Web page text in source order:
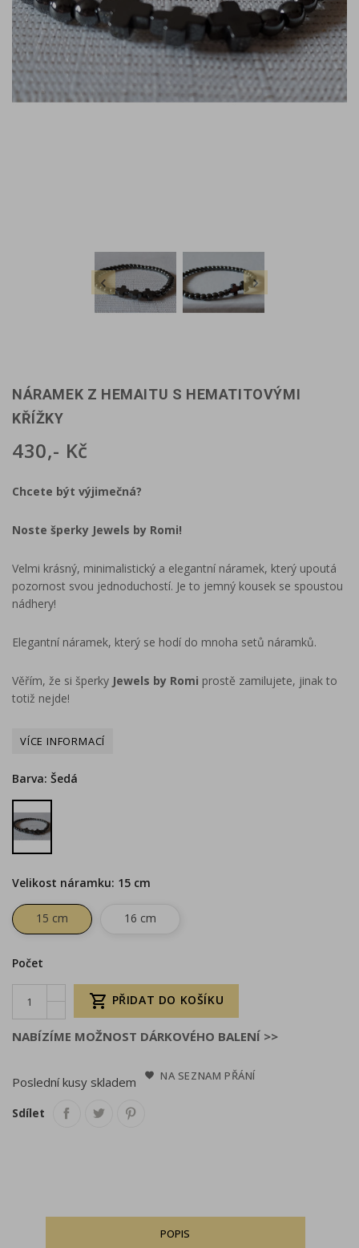
 
NÁRAMEK Z HEMAITU S HEMATITOVÝMI
KŘÍŽKY
430,- Kč
Chcete být výjimečná?
Noste šperky Jewels by Romi!
Velmi krásný, minimalistický a elegantní náramek, který upoutá
pozornost svou jednoduchostí. Je to jemný kousek se spoustou
nádhery!
Elegantní náramek, který se hodí do mnoha setů náramků.
Věřím, že si šperky Jewels by Romi prostě zamilujete, jinak to
totiž nejde!
Barva: Šedá
Šedá
Velikost náramku: 15 cm
15 cm 16 cm
Počet
 PŘIDAT DO KOŠÍKU
NABÍZÍME MOŽNOST DÁRKOVÉHO BALENÍ >>
Poslední kusy skladem NA SEZNAM PŘÁNÍ
Sdílet
POPIS